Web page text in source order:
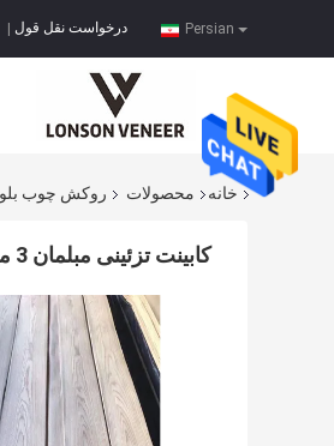
Persian درخواست نقل قول
خانه محصولات روکش چوب
کابینت تزئینی مبلمان 3 میلی متر روکش بلوط ساده برش چگالی متوسط